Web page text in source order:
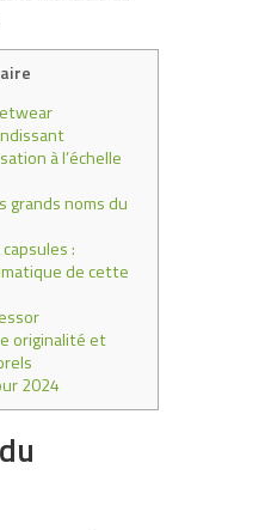
à l’échelle
grands noms du
:
de cette
originalité et
2024